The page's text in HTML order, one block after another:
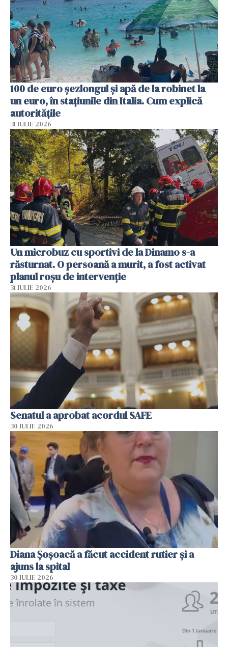
100 de euro șezlongul și apă de la robinet la
un euro, în stațiunile din Italia. Cum explică
autoritățile
31 IULIE 2026
Un microbuz cu sportivi de la Dinamo s-a
răsturnat. O persoană a murit, a fost activat
planul roșu de intervenție
31 IULIE 2026
Senatul a aprobat acordul SAFE
30 IULIE 2026
Diana Șoșoacă a făcut accident rutier și a
ajuns la spital
30 IULIE 2026